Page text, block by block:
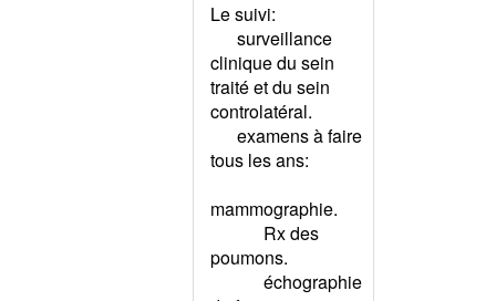
DOULEUR ABDOMINALE AIGUE
DOULEUR ABDOMINALE AIGUE
DOULEUR ABDOMINALE
DOULEUR ABDOMINALE
DOULEUR CERVICALE
Le suivi:
surveillance
clinique du sein
traité et du sein
controlatéral.
examens à faire
tous les ans:
mammographie.
Rx des
poumons.
échographie